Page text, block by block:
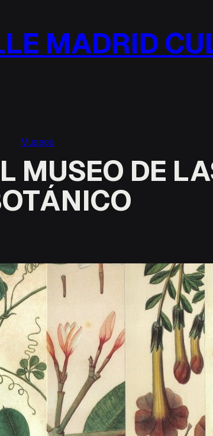
MADRID
Museos
MUSEO DE